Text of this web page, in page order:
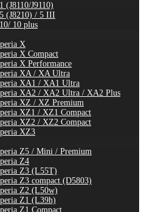
(J8110/J9110)
(J8210) / 5 III
10 plus
X
X Compact
X Performance
XA / XA Ultra
XA1 / XA1 Ultra
XA2 / XA2 Ultra / XA2 Plus
XZ / XZ Premium
XZ1 / XZ1 Compact
XZ2 / XZ2 Compact
XZ3
Z5 / Mini / Premium
Z4
Z3 (L55T)
Z3 compact (D5803)
Z2 (L50w)
Z1 (L39h)
Z1 Compact